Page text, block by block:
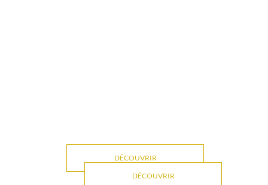
DÉCOUVRIR
DÉCOUVRIR